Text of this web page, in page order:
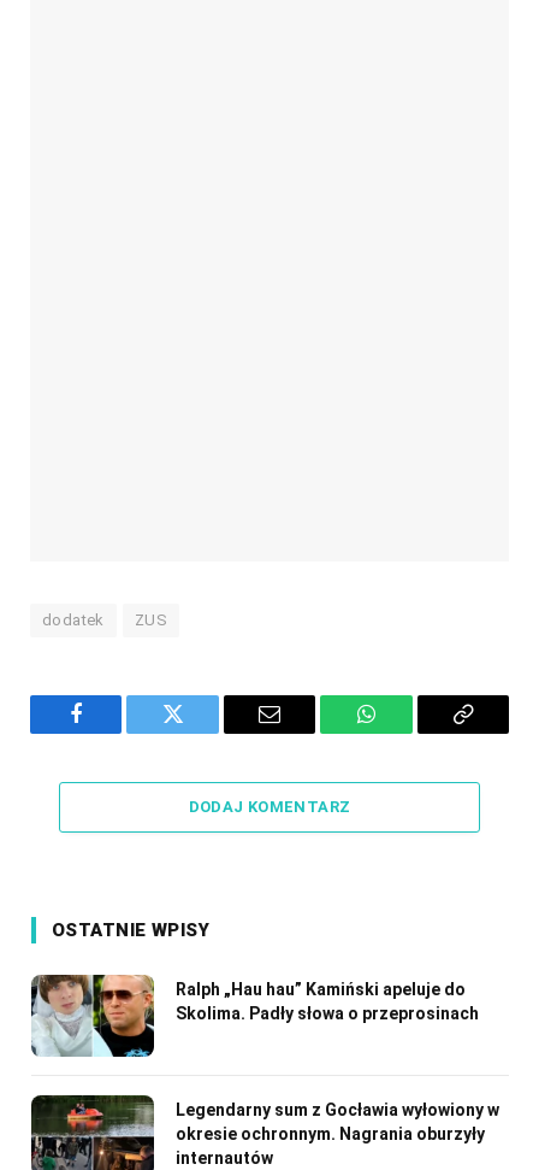
dodatek ZUS
Facebook Twitter Email WhatsAppCopy
DODAJ KOMENTARZ
OSTATNIE WPISY
Ralph „Hau hau” Kamiński apeluje do
Skolima. Padły słowa o przeprosinach
Legendarny sum z Gocławia wyłowiony w
okresie ochronnym. Nagrania oburzyły
internautów